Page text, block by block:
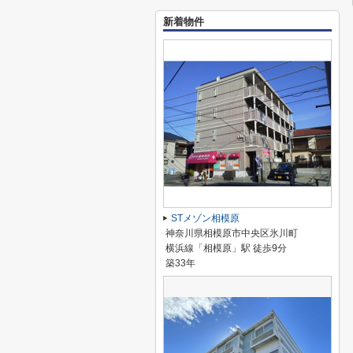
新着物件
STメゾン相模原
神奈川県相模原市中央区氷川町
横浜線「相模原」駅 徒歩9分
築33年